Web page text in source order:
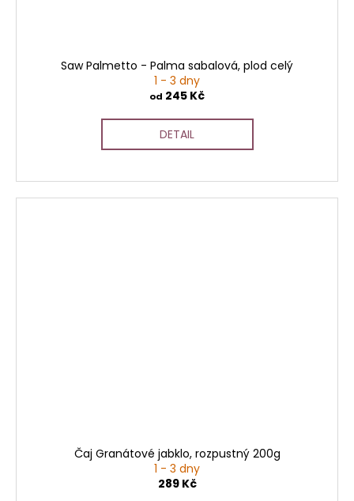
Saw Palmetto - Palma sabalová, plod celý
1 - 3 dny
od 245 Kč
DETAIL
Čaj Granátové jabklo, rozpustný 200g
1 - 3 dny
289 Kč